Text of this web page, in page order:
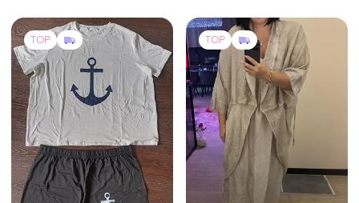
TOP TOP